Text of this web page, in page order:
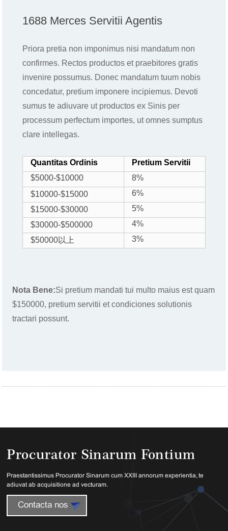
1688 Merces Servitii Agentis
Priora pretia non imponimus nisi mandatum non
confirmes. Rectos productos et praebitores gratis
invenire possumus. Donec mandatum tuum nobis
concedatur, pretium imponere incipiemus. Devoti
sumus te adiuvare ut productos ex Sinis per
processum perfectum importes, ut omnes sumptus
clare intellegas.
Quantitas Ordinis
Pretium Servitii
$5000-$10000
8%
$10000-$15000
6%
$15000-$30000
5%
$30000-$500000
4%
$50000以上
3%
Nota Bene:Si pretium mandati tui multo maius est quam
$150000, pretium servitii et condiciones solutionis
tractari possunt.
Procurator Sinarum Fontium
Praestantissimus Procurator Sinarum cum XXIII annorum experientia, te
adiuvat ab acquisitione ad vecturam.
Contacta nos